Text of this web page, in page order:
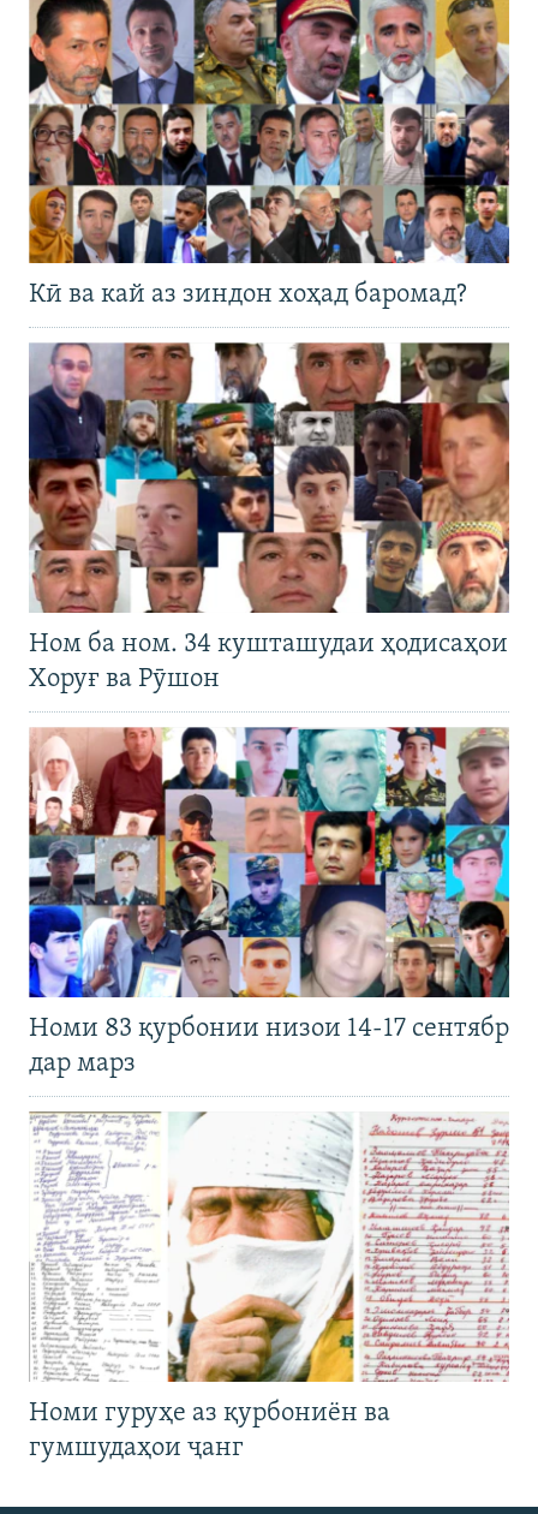
Кӣ ва кай аз зиндон хоҳад баромад?
Ном ба ном. 34 кушташудаи ҳодисаҳои
Хоруғ ва Рӯшон
Номи 83 қурбонии низои 14-17 сентябр
дар марз
Номи гуруҳе аз қурбониён ва
гумшудаҳои ҷанг